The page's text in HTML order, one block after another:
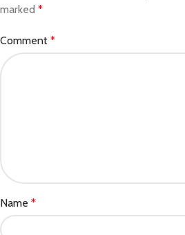
marked *
Comment *
Name *